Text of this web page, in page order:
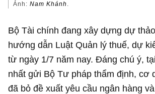
Ảnh:Nam Khánh .
Bộ Tài chính đang xây dựng dự
hướng dẫn Luật Quản lý thuế, dự
từ ngày 1/7 năm nay. Đáng chú ý,
nhất gửi Bộ Tư pháp thẩm định, cơ
đã bỏ đề xuất yêu cầu ngân hàng